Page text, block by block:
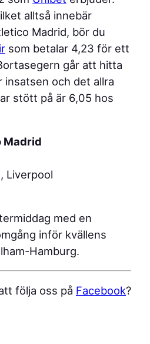
alltså innebär
Madrid, bör du
som betalar 4,23 för ett
går att hitta
insatsen och det allra
stött på är 6,05 hos
Madrid
Liverpool
med en
inför kvällens
Hamburg.
följa oss på Facebook?